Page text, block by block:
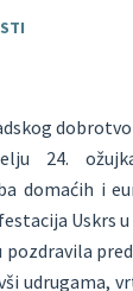
24.
domaćih i
Uskrs u
udrugama,